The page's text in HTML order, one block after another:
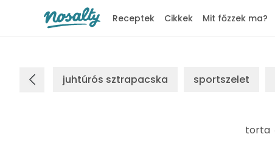
Receptek Cikkek Mit főzzek ma?
juhtúrós sztrapacska sportszelet
torta